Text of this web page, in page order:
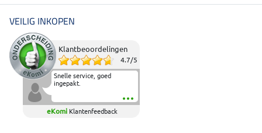
VEILIG INKOPEN
Klantbeoordelingen
4.7/5
Snelle service, goed
ingepakt.
eKomi Klantenfeedback